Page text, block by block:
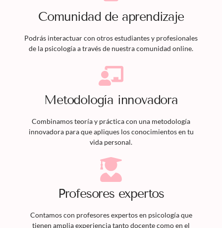
Comunidad de aprendizaje
Podrás interactuar con otros estudiantes y profesionales
de la psicología a través de nuestra comunidad online.
Metodología innovadora
Combinamos teoría y práctica con una metodología
innovadora para que apliques los conocimientos en tu
vida personal.
Profesores expertos
Contamos con profesores expertos en psicología que
tienen amplia experiencia tanto docente como en el